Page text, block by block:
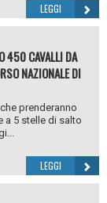
LEGGI
450 CAVALLI DA
NAZIONALE DI
prenderanno
a 5 stelle di salto
LEGGI